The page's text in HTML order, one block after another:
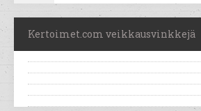
Kertoimet.com veikkausvinkkejä